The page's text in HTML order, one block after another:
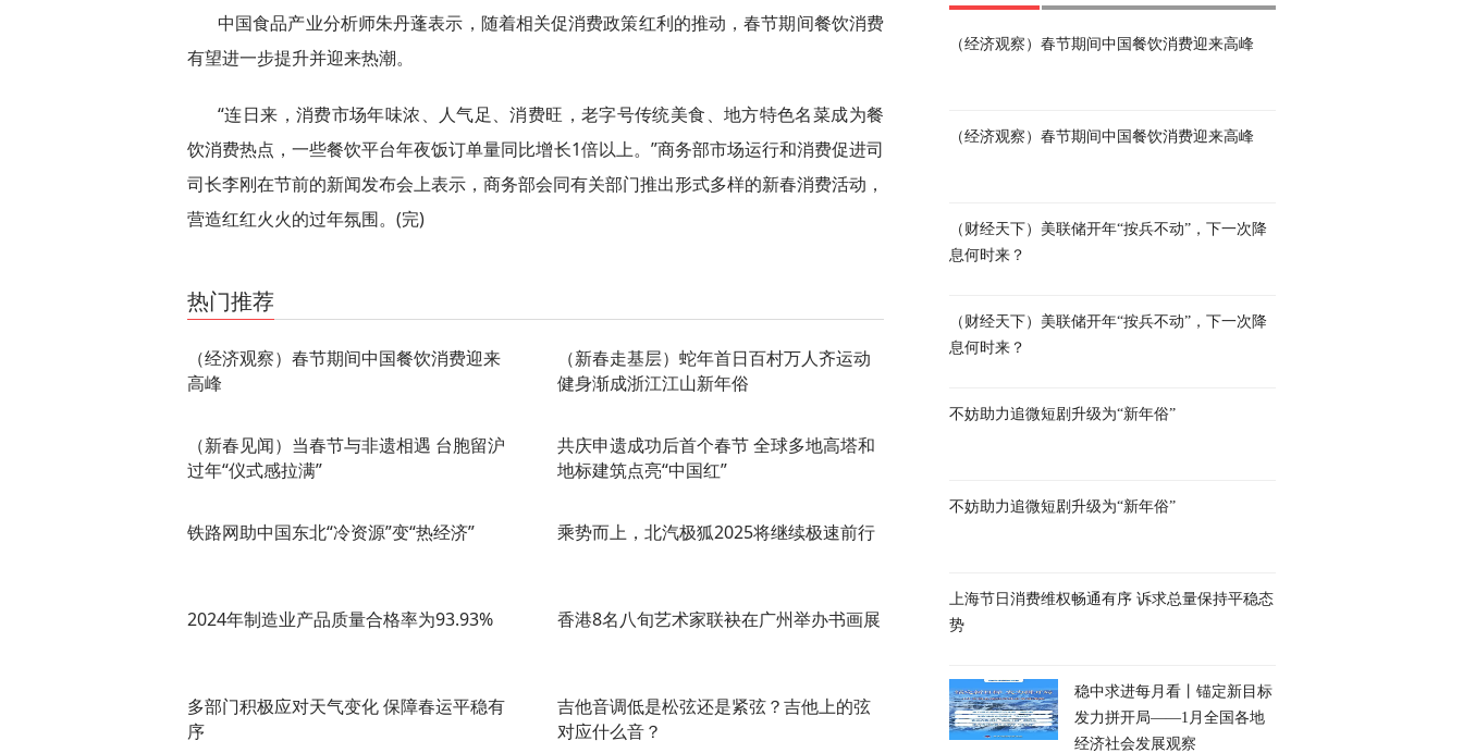
中国食品产业分析师朱丹蓬表示，随着相关促消费政策红利的推动，春节期间餐饮消费
有望进一步提升并迎来热潮。
“连日来，消费市场年味浓、人气足、消费旺，老字号传统美食、地方特色名菜成为餐
饮消费热点，一些餐饮平台年夜饭订单量同比增长1倍以上。”商务部市场运行和消费促进司
司长李刚在节前的新闻发布会上表示，商务部会同有关部门推出形式多样的新春消费活动，
营造红红火火的过年氛围。(完)
热门推荐
（经济观察）春节期间中国餐饮消费迎来
高峰
（新春走基层）蛇年首日百村万人齐运动
健身渐成浙江江山新年俗
（新春见闻）当春节与非遗相遇 台胞留沪
过年“仪式感拉满”
共庆申遗成功后首个春节 全球多地高塔和
地标建筑点亮“中国红”
铁路网助中国东北“冷资源”变“热经济” 乘势而上，北汽极狐2025将继续极速前行
2024年制造业产品质量合格率为93.93% 香港8名八旬艺术家联袂在广州举办书画展
多部门积极应对天气变化 保障春运平稳有
序
吉他音调低是松弦还是紧弦？吉他上的弦
对应什么音？
（经济观察）春节期间中国餐饮消费迎来高峰
（经济观察）春节期间中国餐饮消费迎来高峰
（财经天下）美联储开年“按兵不动”，下一次降
息何时来？
（财经天下）美联储开年“按兵不动”，下一次降
息何时来？
不妨助力追微短剧升级为“新年俗”
不妨助力追微短剧升级为“新年俗”
上海节日消费维权畅通有序 诉求总量保持平稳态
势
稳中求进每月看丨锚定新目标
发力拼开局——1月全国各地
经济社会发展观察